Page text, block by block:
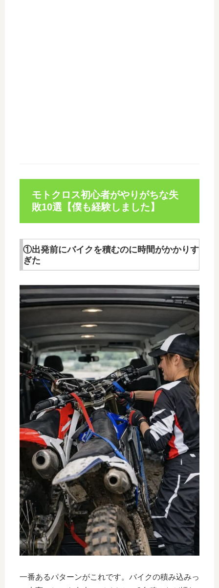
モトクロス初心者がやりがちな失
敗10選【僕も経験しました】
①出発前にバイクを積むのに時間がかかりす
ぎた
一番あるパターンがこれです。バイクの積み込みっ